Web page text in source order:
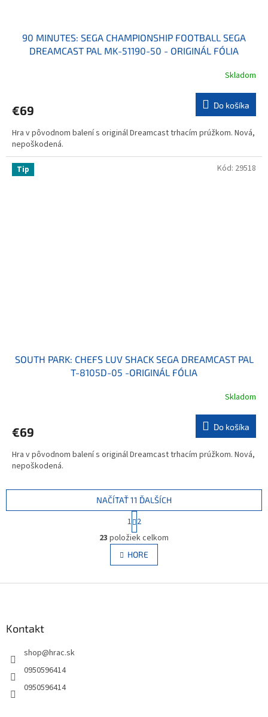
90 MINUTES: SEGA CHAMPIONSHIP FOOTBALL SEGA
DREAMCAST PAL MK-51190-50 - ORIGINÁL FÓLIA
Skladom
€69 Do košíka
Hra v pôvodnom balení s originál Dreamcast trhacím prúžkom. Nová,
nepoškodená.
Tip
SOUTH PARK: CHEF´S LUV SHACK SEGA DREAMCAST PAL
T-8105D-05 -ORIGINÁL FÓLIA
Skladom
€69 Do košíka
Hra v pôvodnom balení s originál Dreamcast trhacím prúžkom. Nová,
nepoškodená.
Kód: 29518
O
v
l
á
NAČÍTAŤ 11 ĎALŠÍCH
S
t
r
á
n
k
v
1 2
23 položiek celkom
HORE
Kontakt
shop@hrac.sk
0950596414
0950596414